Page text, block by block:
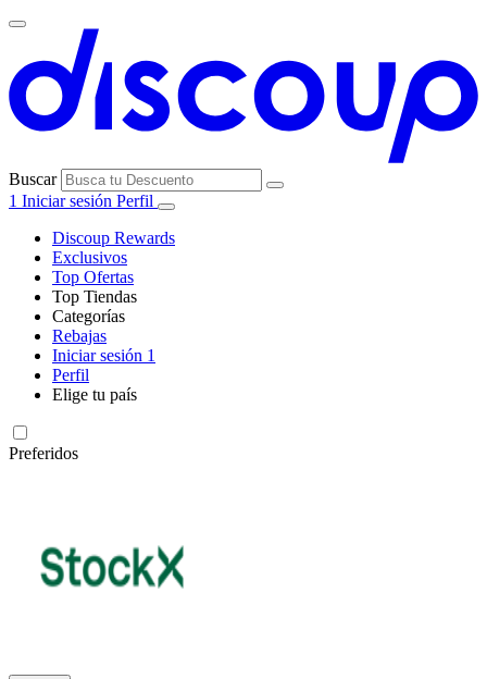
Buscar
1 Iniciar sesión Perfil
Discoup Rewards
Exclusivos
Top Ofertas
Top Tiendas
AliExpress
Amazon
Categorías
Electrónica e
Rebajas
Iniciar sesión 1
Perfil
Elige tu país
Preferidos